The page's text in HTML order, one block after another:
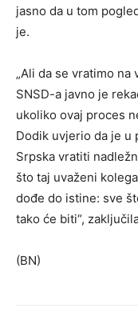
jasno da u tom
je.
„Ali da se vratimo
SNSD-a javno je
ukoliko ovaj proces
Dodik uvjerio da je u
Srpska vratiti
što taj uvaženi
dođe do istine: sve
tako će biti“,
(BN)